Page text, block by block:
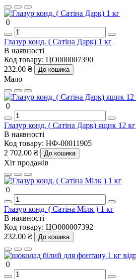
0
Глазур конд. ( Сатіна Дарк) 1 кг
В наявності
Код товару: ЦО000007390
232.00 ₴
До кошика
Мало
0
Глазур конд. ( Сатіна Дарк) ящик 12 кг
В наявності
Код товару: НФ-00011905
2 702.00 ₴
До кошика
Хіт продажів
0
Глазур конд. ( Сатіна Мілк ) 1 кг
В наявності
Код товару: ЦО000007392
232.00 ₴
До кошика
0